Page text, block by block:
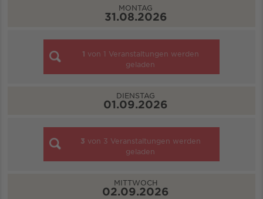
MONTAG
31.08.2026
1 von 1 Veranstaltungen werden
geladen
DIENSTAG
01.09.2026
3 von 3 Veranstaltungen werden
geladen
MITTWOCH
02.09.2026